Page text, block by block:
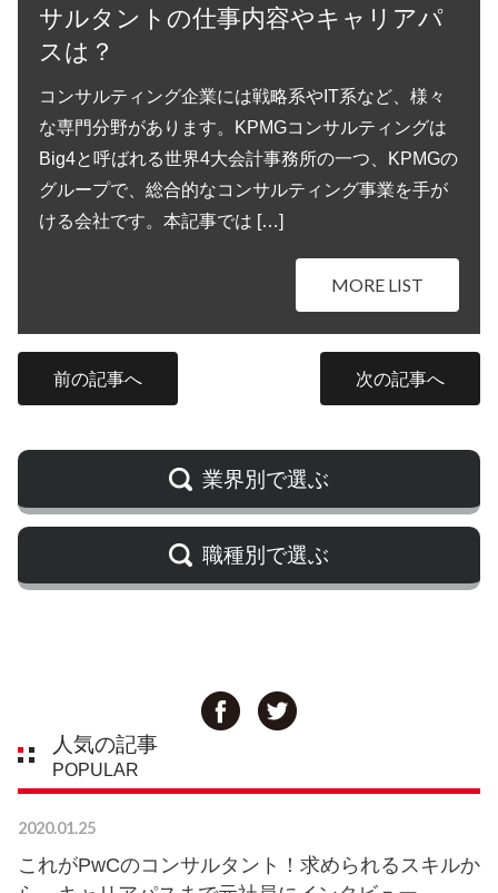
サルタントの仕事内容やキャリアパ
スは？
コンサルティング企業には戦略系やIT系など、様々
な専門分野があります。KPMGコンサルティングは
Big4と呼ばれる世界4大会計事務所の一つ、KPMGの
グループで、総合的なコンサルティング事業を手が
ける会社です。本記事では […]
MORE LIST
前の記事へ 次の記事へ
業界別で選ぶ
職種別で選ぶ
人気の記事
POPULAR
2020.01.25
これがPwCのコンサルタント！求められるスキルか